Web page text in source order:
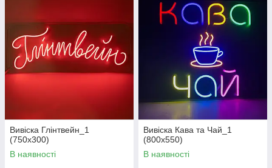
Вивіска Глінтвейн_1
(750х300)
В наявності
Вивіска Кава та Чай_1
(800х550)
В наявності